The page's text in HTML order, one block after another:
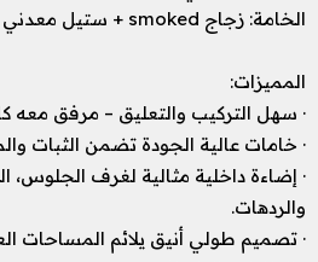
الخامة: زجاج smoked + ستيل معدني مطلي بلون ذهبي فخم.
المميزات:
· سهل التركيب والتعليق – مرفق معه
· خامات عالية الجودة تضمن الثبات
· إضاءة داخلية مثالية لغرف الجلوس،
والردهات.
· تصميم طولي أنيق يلائم المساحات